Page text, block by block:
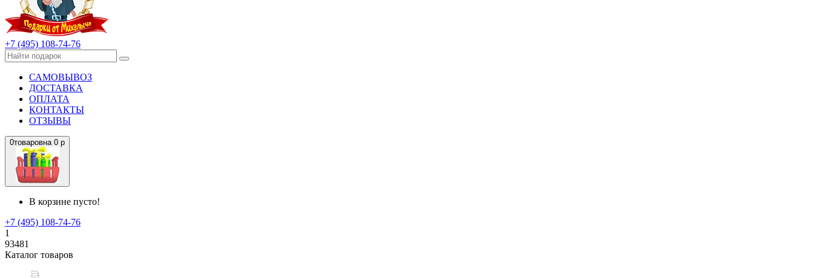
+7 (495) 108-74-76
САМОВЫВОЗ
ДОСТАВКА
ОПЛАТА
КОНТАКТЫ
ОТЗЫВЫ
0товаровна 0 р
В корзине пусто!
+7 (495) 108-74-76
1
93481
Каталог товаров